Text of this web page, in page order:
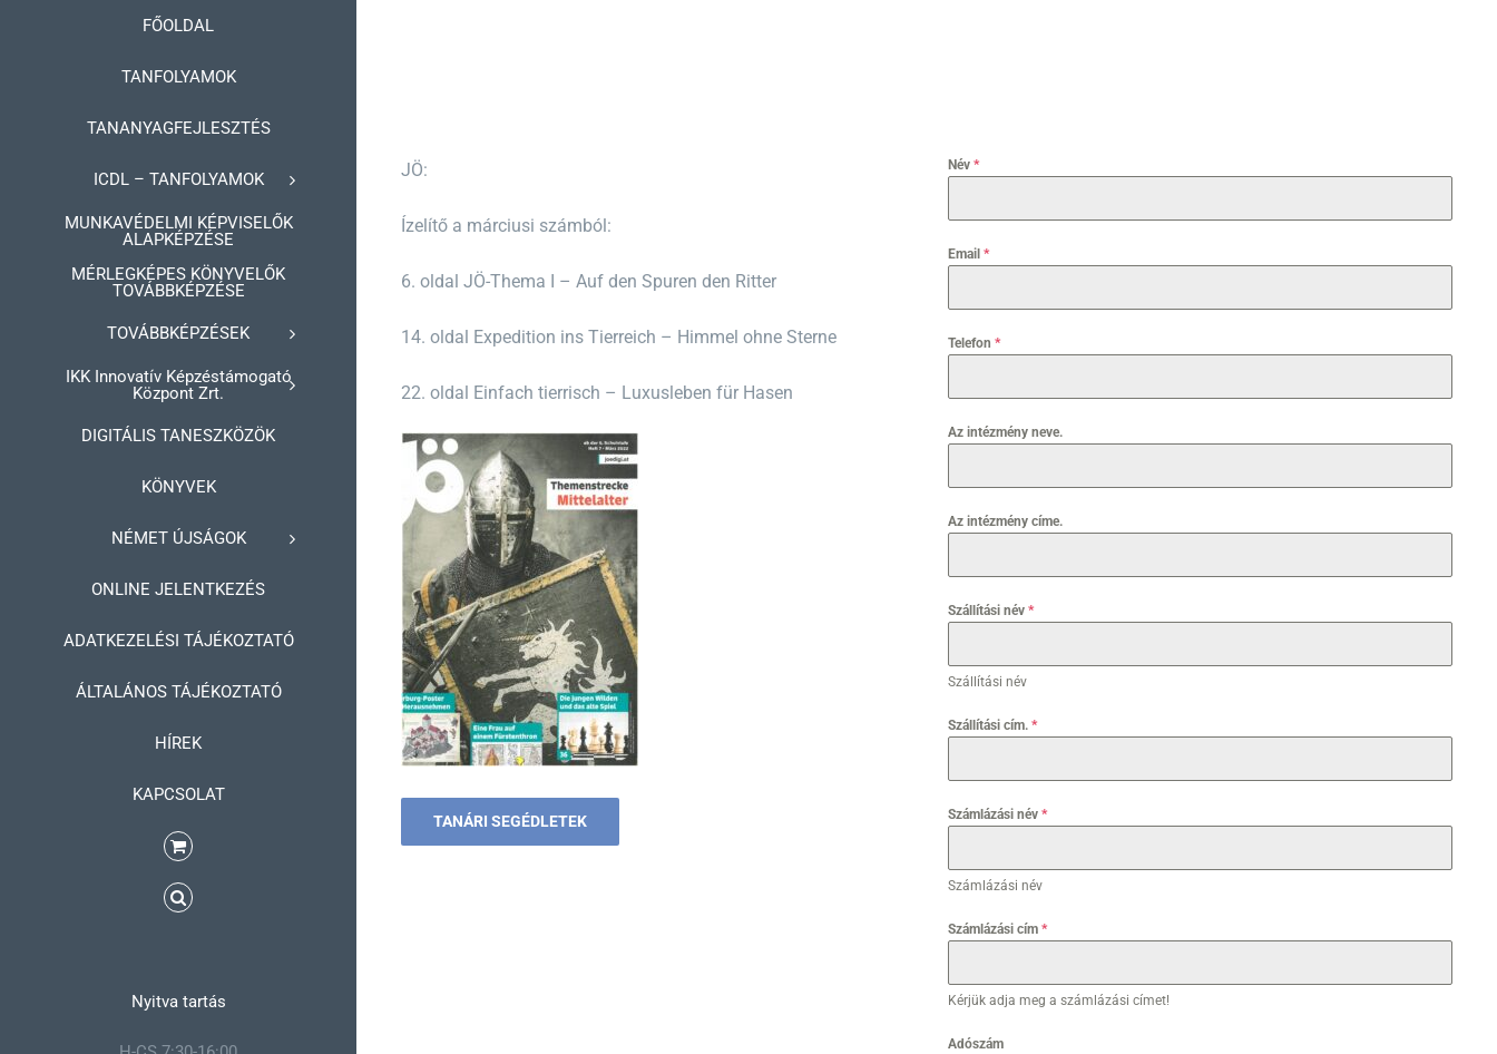
FŐOLDAL
TANFOLYAMOK
TANANYAGFEJLESZTÉS
ICDL – TANFOLYAMOK
MUNKAVÉDELMI KÉPVISELŐK
ALAPKÉPZÉSE
MÉRLEGKÉPES KÖNYVELŐK
TOVÁBBKÉPZÉSE
TOVÁBBKÉPZÉSEK
IKK Innovatív Képzéstámogató
Központ Zrt.
DIGITÁLIS TANESZKÖZÖK
KÖNYVEK
NÉMET ÚJSÁGOK
ONLINE JELENTKEZÉS
ADATKEZELÉSI TÁJÉKOZTATÓ
ÁLTALÁNOS TÁJÉKOZTATÓ
HÍREK
KAPCSOLAT
Nyitva tartás
JÖ:
Ízelítő a márciusi számból:
6. oldal JÖ-Thema I – Auf den Spuren den Ritter
14. oldal Expedition ins Tierreich – Himmel ohne Sterne
22. oldal Einfach tierrisch – Luxusleben für Hasen
TANÁRI SEGÉDLETEK
Név *
Email *
Telefon *
Az intézmény neve.
Az intézmény címe.
Szállítási név *
Szállítási név
Szállítási cím. *
Számlázási név *
Számlázási név
Számlázási cím *
Kérjük adja meg a számlázási címet!
Adószám